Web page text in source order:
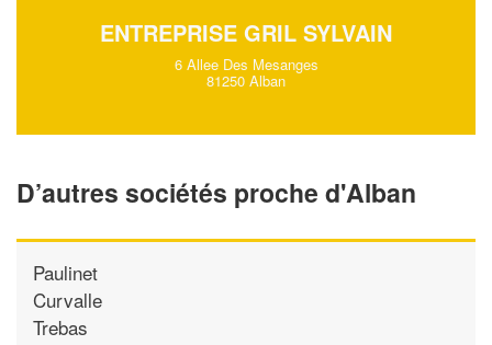
ENTREPRISE GRIL SYLVAIN
6 Allee Des Mesanges
81250 Alban
D’autres sociétés proche d'Alban
Paulinet
Curvalle
Trebas